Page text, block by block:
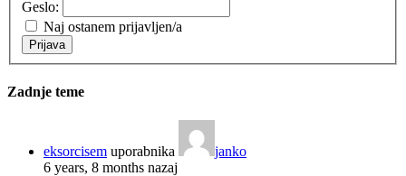
Geslo:
Naj ostanem prijavljen/a
Prijava
Zadnje teme
eksorcisem uporabnika
janko
6 years, 8 months nazaj